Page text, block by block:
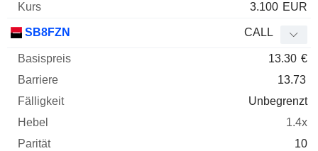
3.100 EUR
SB8FZN CALL
13.30 €
13.73
Unbegrenzt
1.4x
10